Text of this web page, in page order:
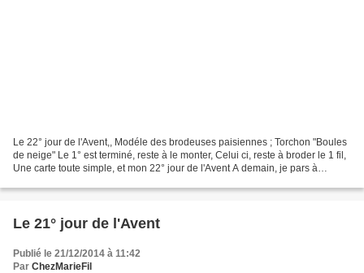
Le 22° jour de l'Avent,, Modéle des brodeuses paisiennes ; Torchon "Boules
de neige" Le 1° est terminé, reste à le monter, Celui ci, reste à broder le 1 fil,
Une carte toute simple, et mon 22° jour de l'Avent A demain, je pars à
Le 21° jour de l'Avent
Publié le 21/12/2014 à 11:42
Par ChezMarieFil